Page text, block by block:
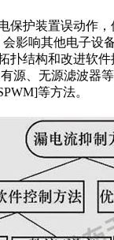
保护装置误动作
会影响其他电子设
扑结构和改进软
源、无源滤波器
等方法。